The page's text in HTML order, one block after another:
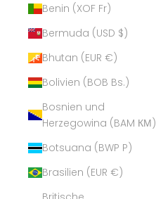
Benin (XOF Fr)
Bermuda (USD $)
Bhutan (EUR €)
Bolivien (BOB Bs.)
Bosnien und
Herzegowina (BAM КМ)
Botsuana (BWP P)
Brasilien (EUR €)